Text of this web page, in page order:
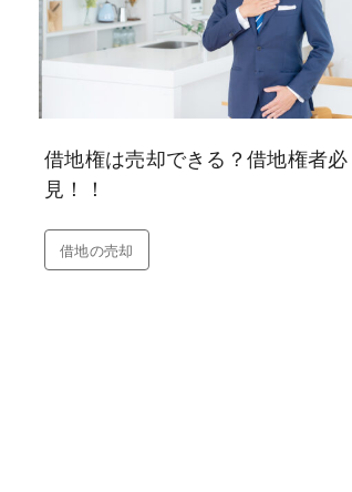
借地権は売却できる？借地権者必
見！！
借地の売却